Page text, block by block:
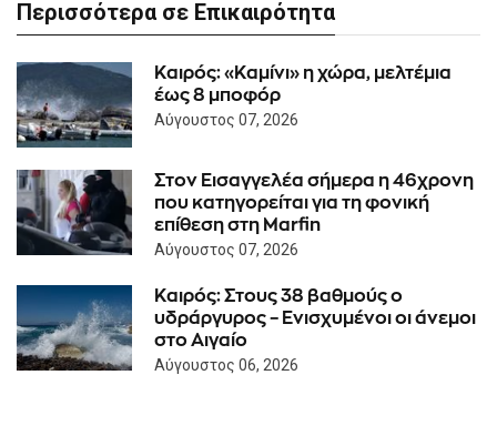
Περισσότερα σε Επικαιρότητα
Καιρός: «Καμίνι» η χώρα, μελτέμια
έως 8 μποφόρ
Αύγουστος 07, 2026
Στον Εισαγγελέα σήμερα η 46χρονη
που κατηγορείται για τη φονική
επίθεση στη Marfin
Αύγουστος 07, 2026
Καιρός: Στους 38 βαθμούς ο
υδράργυρος – Ενισχυμένοι οι άνεμοι
στο Αιγαίο
Αύγουστος 06, 2026